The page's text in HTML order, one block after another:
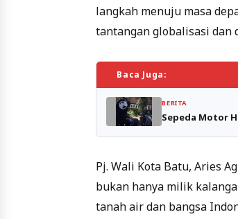
langkah menuju masa
tantangan globalisasi dan
Baca Juga:
BERITA
Sepeda Motor
Pj. Wali Kota Batu, Aries
bukan hanya milik
tanah air dan bangsa